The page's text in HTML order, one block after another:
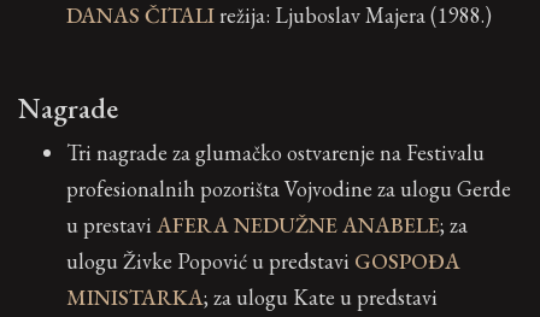
DANAS ČITALIrežija: Ljuboslav Majera (1988.)
Nagrade
Tri nagrade za glumačko ostvarenje na Festivalu
profesionalnih pozorišta Vojvodine za ulogu Gerde
u prestavi AFERA NEDUŽNE ANABELE; za
ulogu Živke Popović u predstavi GOSPOĐA
MINISTARKA; za ulogu Kate u predstavi